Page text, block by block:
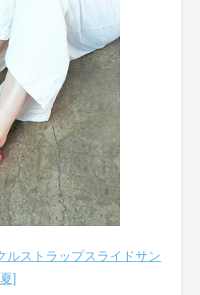
ルストラップスライドサン
]